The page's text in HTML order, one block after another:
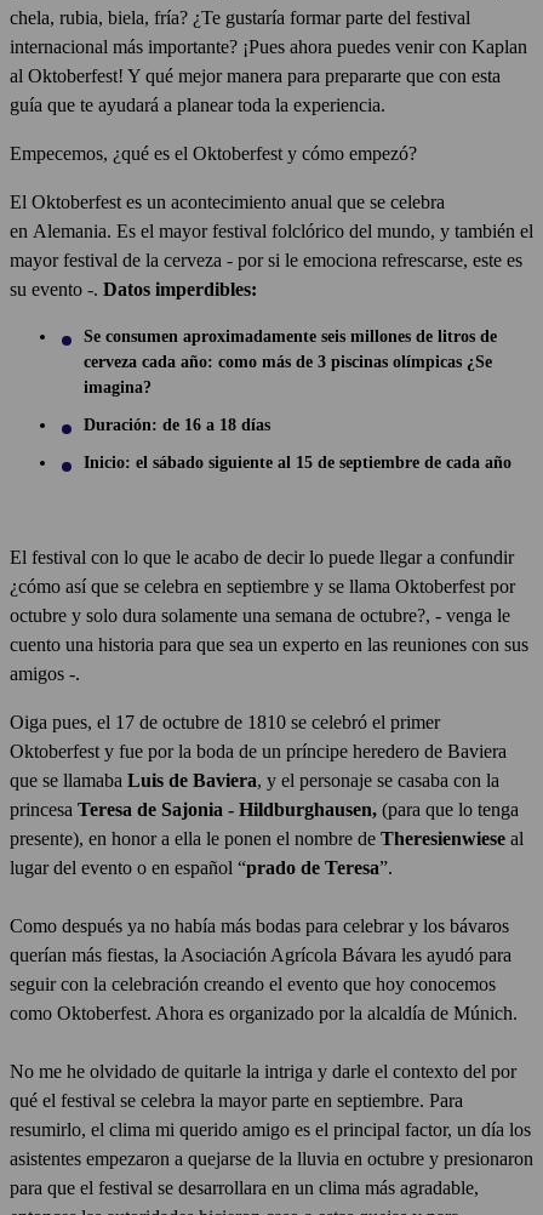
chela, rubia, biela, fría? ¿Te gustaría formar parte del festival
internacional más importante? ¡Pues ahora puedes venir con Kaplan
al Oktoberfest! Y qué mejor manera para prepararte que con esta
guía que te ayudará a planear toda la experiencia.
Empecemos, ¿qué es el Oktoberfest y cómo empezó?
El Oktoberfest es un acontecimiento anual que se celebra
en Alemania. Es el mayor festival folclórico del mundo, y también el
mayor festival de la cerveza - por si le emociona refrescarse, este es
su evento -. Datos imperdibles:
Se consumen aproximadamente seis millones de litros de
cerveza cada año: como más de 3 piscinas olímpicas ¿Se
imagina?
Duración: de 16 a 18 días
Inicio: el sábado siguiente al 15 de septiembre de cada año
El festival con lo que le acabo de decir lo puede llegar a confundir
¿cómo así que se celebra en septiembre y se llama Oktoberfest por
octubre y solo dura solamente una semana de octubre?, - venga le
cuento una historia para que sea un experto en las reuniones con sus
amigos -.
Oiga pues, el 17 de octubre de 1810 se celebró el primer
Oktoberfest y fue por la boda de un príncipe heredero de Baviera
que se llamaba Luis de Baviera, y el personaje se casaba con la
princesa Teresa de Sajonia - Hildburghausen, (para que lo tenga
presente), en honor a ella le ponen el nombre de Theresienwiese al
lugar del evento o en español “prado de Teresa”.
Como después ya no había más bodas para celebrar y los bávaros
querían más fiestas, la Asociación Agrícola Bávara les ayudó para
seguir con la celebración creando el evento que hoy conocemos
como Oktoberfest. Ahora es organizado por la alcaldía de Múnich.
No me he olvidado de quitarle la intriga y darle el contexto del por
qué el festival se celebra la mayor parte en septiembre. Para
resumirlo, el clima mi querido amigo es el principal factor, un día los
asistentes empezaron a quejarse de la lluvia en octubre y presionaron
para que el festival se desarrollara en un clima más agradable,